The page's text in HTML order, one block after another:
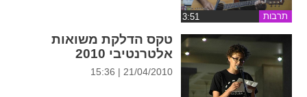
תרבות
טקס הדלקת משואות
אלטרנטיבי 2010
21/04/2010 | 15:36